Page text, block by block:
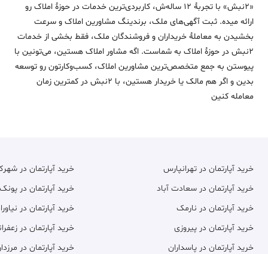
«2نبش» با تجربۀ 12 ساله‌ش، کاربردی‌ترین خدمات در حوزۀ املاک رو
ارائه میده. ثبت آگهی‌های ملک، برندینگ مشاورین املاک و سرعت
بخشیدن به معاملۀ خریداران و فروشندگان ملک، فقط بخشی از خدمات
2نبش در حوزۀ املاک به شماست. اگه مشاور املاک هستین، می‌تونین با
پیوستن به جمع متخصص‌ترین مشاورین املاک، کسب‌وکارتون رو توسعه
بدین و اگر هم مالک یا خریدار هستین، با 2نبش در کمترین زمان
معامله‌ کنین
خرید آپارتمان در تهرانپارس
خرید آپارتمان در سعادت آباد
خرید آپارتمان در نارمک
خرید آپارتمان در پیروزی
خرید آپارتمان در پاسداران
خرید آپارتمان در
خرید آپارتمان در
خرید آپارتمان در
خرید آپارتمان در
خرید آپارتمان در